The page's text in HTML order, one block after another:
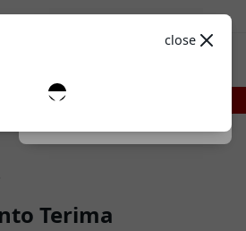
Light
Air Lebih Stabil, Irigasi Bengo
Terima
close